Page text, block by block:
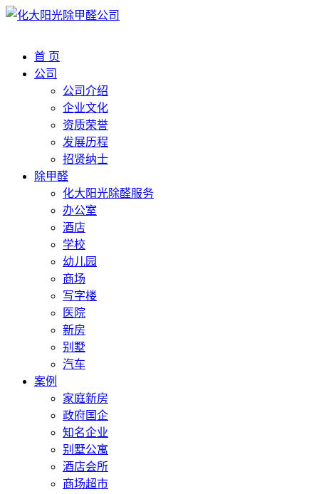
首 页
公司
公司介绍
企业文化
资质荣誉
发展历程
招贤纳士
除甲醛
化大阳光除醛服务
办公室
酒店
学校
幼儿园
商场
写字楼
医院
新房
别墅
汽车
案例
家庭新房
政府国企
知名企业
别墅公寓
酒店会所
商场超市